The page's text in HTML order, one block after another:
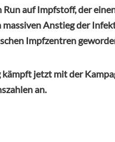
Run auf Impfstoff, der
Anstieg der
Impfzentren
jetzt mit der
an.